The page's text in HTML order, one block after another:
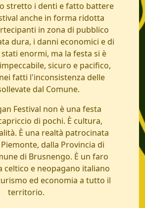
stretto i denti e fatto battere
anche in forma ridotta
in zona di pubblico
dura, i danni economici e di
enormi, ma la festa si è
sicuro e pacifico,
fatti l'inconsistenza delle
dal Comune.
Festival non è una festa
di pochi. È cultura,
È una realtà patrocinata
dalla Provincia di
di Brusnengo. È un faro
celtico e neopagano italiano
ed economia a tutto il
territorio.